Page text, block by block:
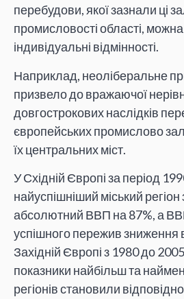
перебудови, якої зазнали ці
промисловості області,
індивідуальні відмінності.
Наприклад, неоліберальне
призвело до вражаючої
довгострокових наслідків
європейських промислово
їх центральних міст.
У Східній Європі за період
найуспішніший міський регіон
абсолютний ВВП на 87%, а
успішного пережив зниження
Західній Європі з 1980 до 2005
показники найбільш та
регіонів становили